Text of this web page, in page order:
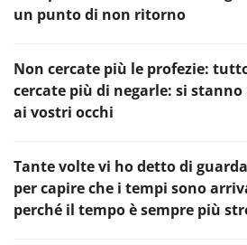
un punto di non ritorno
Non cercate più le profezie:
cercate più di negarle: si
ai vostri occhi
Tante volte vi ho detto di
per capire che i tempi sono
perché il tempo è sempre più